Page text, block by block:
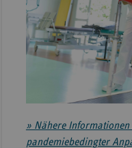
» Nähere
pandemiebedingter